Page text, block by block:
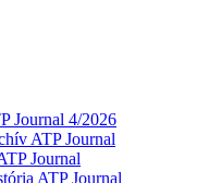
Journal 4/2026
ATP Journal
Journal
ATP Journal